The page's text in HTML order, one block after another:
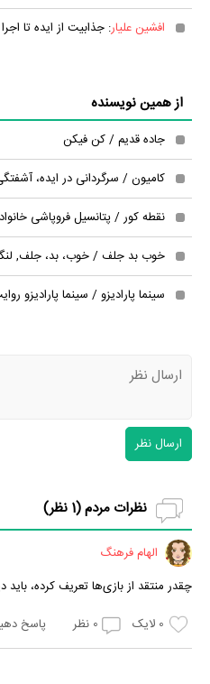
افشین علیار: جذابیت از ایده تا اجرا
از همین نویسنده
جاده قدیم / کن فیکن
کامیون / سرگردانی در ایده،
نقطه کور / پتانسیل فروپاشی
خوب بد جلف / خوب، بد، جلف,
سینما پارادیزو / سینما پارادیزو
ارسال نظر
نظرات مردم (1 نظر)
الهام فرهنگ
چقدر منتقد از بازی‌ها تعریف کرده، باید
0 لایک 0 نظر پاسخ